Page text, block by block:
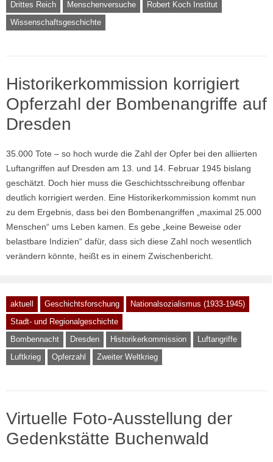
Drittes Reich Menschenversuche
Robert Koch Institut
Wissenschaftsgeschichte
Historikerkommission korrigiert
Opferzahl der Bombenangriffe auf
Dresden
35.000 Tote – so hoch wurde die Zahl der Opfer bei den alliierten
Luftangriffen auf Dresden am 13. und 14. Februar 1945 bislang
geschätzt. Doch hier muss die Geschichtsschreibung offenbar
deutlich korrigiert werden. Eine Historikerkommission kommt nun
zu dem Ergebnis, dass bei den Bombenangriffen „maximal 25.000
Menschen“ ums Leben kamen. Es gebe „keine Beweise oder
belastbare Indizien“ dafür, dass sich diese Zahl noch wesentlich
verändern könnte, heißt es in einem Zwischenbericht.
aktuell Geschichtsforschung
Nationalsozialismus (1933-1945)
Stadt- und Regionalgeschichte
Bombennacht
Dresden Historikerkommission
Luftangriffe
Luftkrieg
Opferzahl Zweiter Weltkrieg
Virtuelle Foto-Ausstellung der
Gedenkstätte Buchenwald